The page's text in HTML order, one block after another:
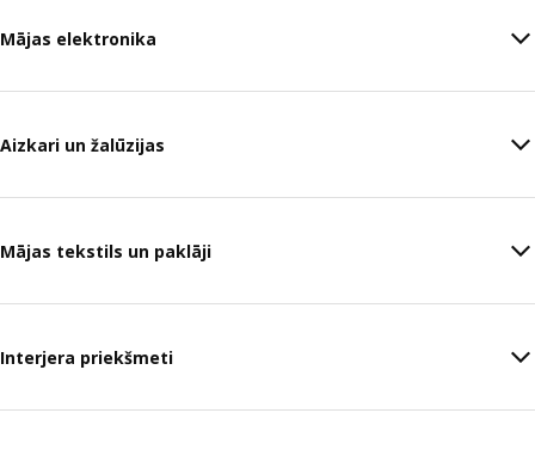
Mājas elektronika
Aizkari un žalūzijas
Mājas tekstils un paklāji
Interjera priekšmeti